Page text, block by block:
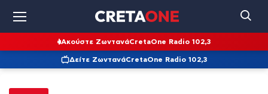
Ακούστε ΖωντανάCretaOne Radio 102,3
Δείτε ΖωντανάCretaOne Radio 102,3